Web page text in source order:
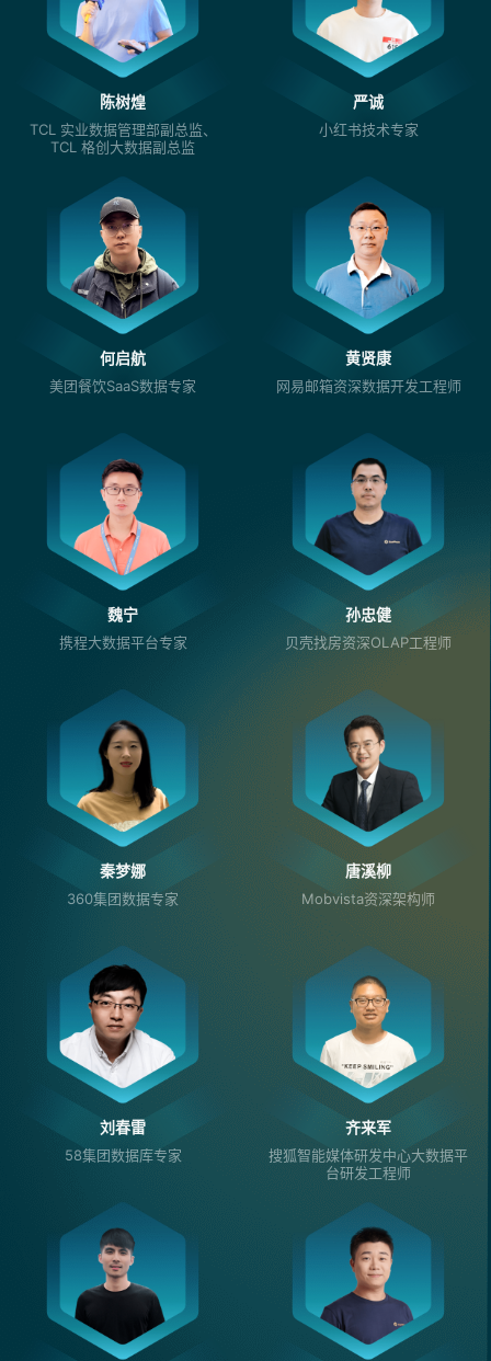
陈树煌
TCL 实业数据管理部副总监、
TCL 格创大数据副总监
严诚
小红书技术专家
何启航
美团餐饮SaaS数据专家
黄贤康
网易邮箱资深数据开发工程师
魏宁
携程大数据平台专家
孙忠健
贝壳找房资深OLAP工程师
秦梦娜
360集团数据专家
唐溪柳
Mobvista资深架构师
刘春雷
58集团数据库专家
齐来军
搜狐智能媒体研发中心大数据平
台研发工程师